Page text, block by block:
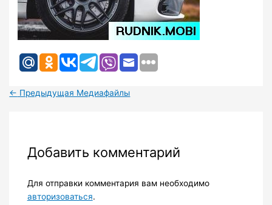
← Предыдущая Медиафайлы
Добавить комментарий
Для отправки комментария вам необходимо
авторизоваться.